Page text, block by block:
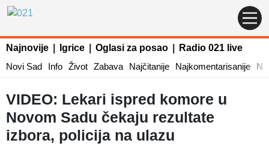
Najnovije Igrice Oglasi za posao
Radio 021 live
Novi Sad
Info Život Zabava Najčitanije Najkomentarisanije
VIDEO: Lekari ispred komore u
Novom Sadu čekaju rezultate
izbora, policija na ulazu